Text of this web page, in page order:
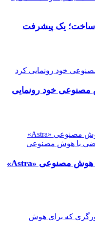
یک پیشرفت
مصنوعی خود رونمایی
OpenAI از خانواده جدید مدل‌های هوش مصنوعی «Astra»